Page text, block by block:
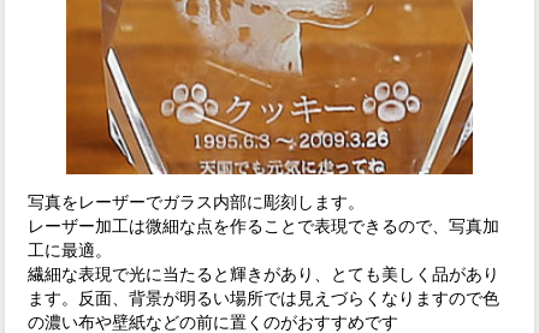
写真をレーザーでガラス内部に彫刻します。
レーザー加工は微細な点を作ることで表現できるので、写真加
工に最適。
繊細な表現で光に当たると輝きがあり、とても美しく品があり
ます。反面、背景が明るい場所では見えづらくなりますので色
の濃い布や壁紙などの前に置くのがおすすめです